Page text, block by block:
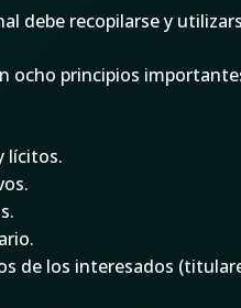
debe recopilarse y
ocho principios
lícitos.
de los interesados